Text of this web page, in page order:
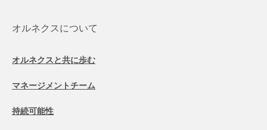
オルネクスについて
オルネクスと共に歩む
マネージメントチーム
持続可能性